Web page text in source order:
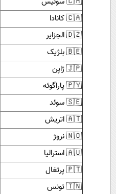
🇨🇦 کانادا
🇩🇿 الجزایر
🇧🇪 بلژیک
🇯🇵 ژاپن
🇵🇾 پاراگوئه
🇸🇪 سوئد
🇦🇹 اتریش
🇳🇴 نروژ
🇦🇺 استرالیا
🇵🇹 پرتغال
🇹🇳 تونس